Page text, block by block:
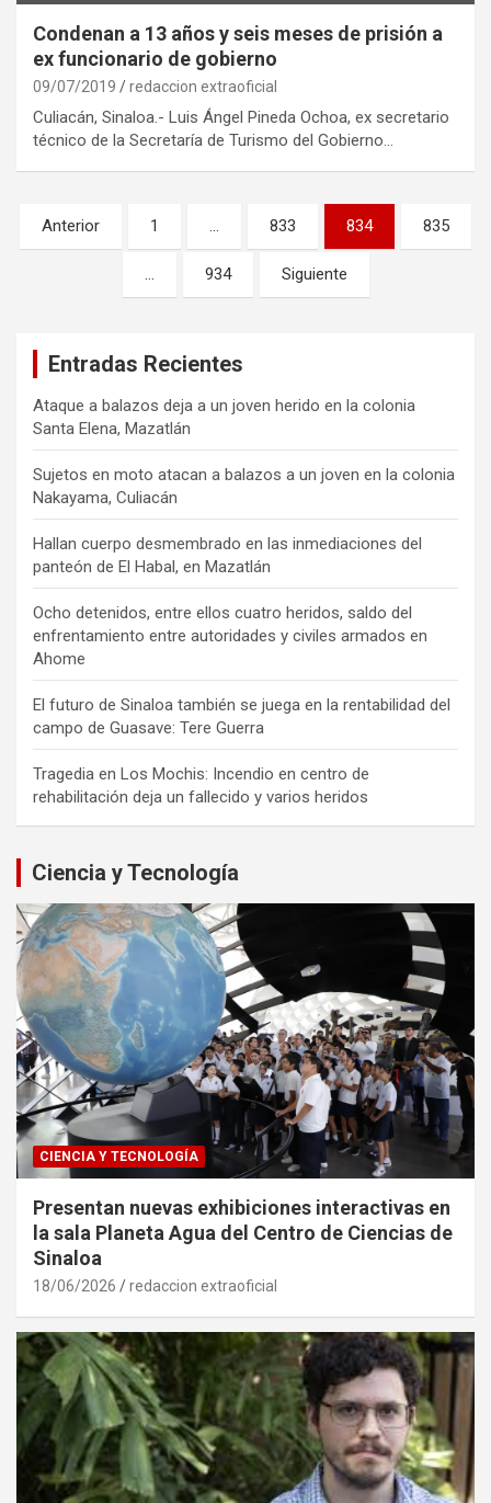
Condenan a 13 años y seis meses de prisión a
ex funcionario de gobierno
09/07/2019 redaccion extraoficial
Culiacán, Sinaloa.- Luis Ángel Pineda Ochoa, ex secretario
técnico de la Secretaría de Turismo del Gobierno…
Paginación
de
entradas
Anterior 1 … 833 834 835
… 934 Siguiente
Entradas Recientes
Ataque a balazos deja a un joven herido en la colonia
Santa Elena, Mazatlán
Sujetos en moto atacan a balazos a un joven en la colonia
Nakayama, Culiacán
Hallan cuerpo desmembrado en las inmediaciones del
panteón de El Habal, en Mazatlán
Ocho detenidos, entre ellos cuatro heridos, saldo del
enfrentamiento entre autoridades y civiles armados en
Ahome
El futuro de Sinaloa también se juega en la rentabilidad del
campo de Guasave: Tere Guerra
Tragedia en Los Mochis: Incendio en centro de
rehabilitación deja un fallecido y varios heridos
Ciencia y Tecnología
CIENCIA Y TECNOLOGÍA
Presentan nuevas exhibiciones interactivas en
la sala Planeta Agua del Centro de Ciencias de
Sinaloa
18/06/2026 redaccion extraoficial